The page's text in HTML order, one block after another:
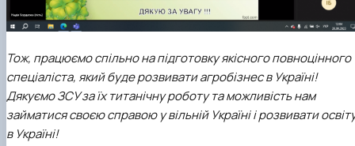
Тож, працюємо спільно на підготовку якісного повноцінного
спеціаліста, який буде розвивати агробізнес в Україні!
Дякуємо ЗСУ за їх титанічну роботу та можливість нам
займатися своєю справою у вільній Україні і розвивати
в Україні!